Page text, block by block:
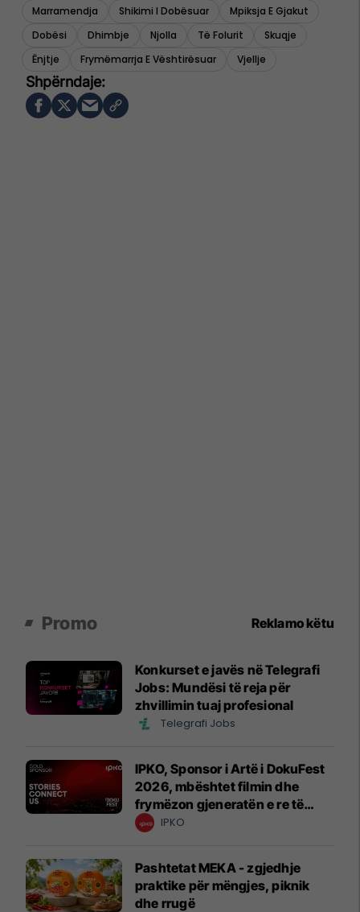
Marramendja Shikimi I Dobësuar
Mpiksja E Gjakut
Dobësi
Dhimbje Njolla Të Folurit
Skuqje
Ënjtje
Frymëmarrja E Vështirësuar Vjellje
Promo Reklamo këtu
Konkurset e javës në Telegrafi
Jobs: Mundësi të reja për
zhvillimin tuaj profesional
Telegrafi Jobs
IPKO, Sponsor i Artë i DokuFest
2026, mbështet filmin dhe
frymëzon gjeneratën e re të
krijuesve
IPKO
Pashtetat MEKA - zgjedhje
praktike për mëngjes, piknik
dhe rrugë